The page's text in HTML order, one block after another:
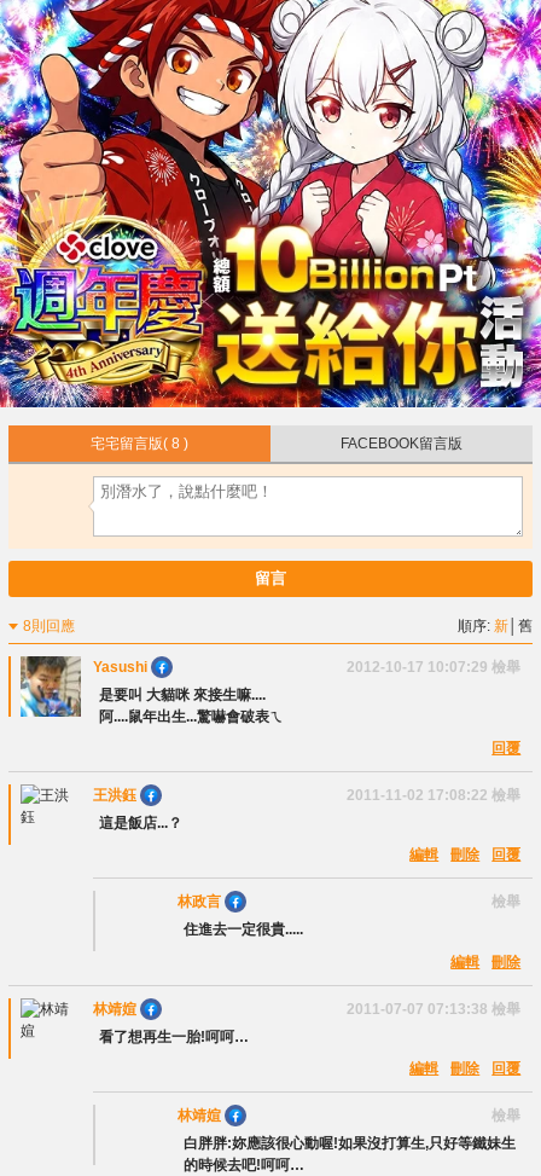
宅宅留言版( 8 ) FACEBOOK留言版
留言
8則回應 順序:新 │舊
Yasushi 2012-10-17 10:07:29 檢舉
是要叫 大貓咪 來接生嘛....
阿....鼠年出生...驚嚇會破表ㄟ
回覆
王洪鈺 2011-11-02 17:08:22 檢舉
這是飯店...？
回覆
刪除
編輯
林政言
檢舉
住進去一定很貴.....
刪除
編輯
林靖媗 2011-07-07 07:13:38 檢舉
看了想再生一胎!呵呵…
回覆
刪除
編輯
林靖媗
檢舉
白胖胖:妳應該很心動喔!如果沒打算生,只好等鐵妹生
的時候去吧!呵呵…